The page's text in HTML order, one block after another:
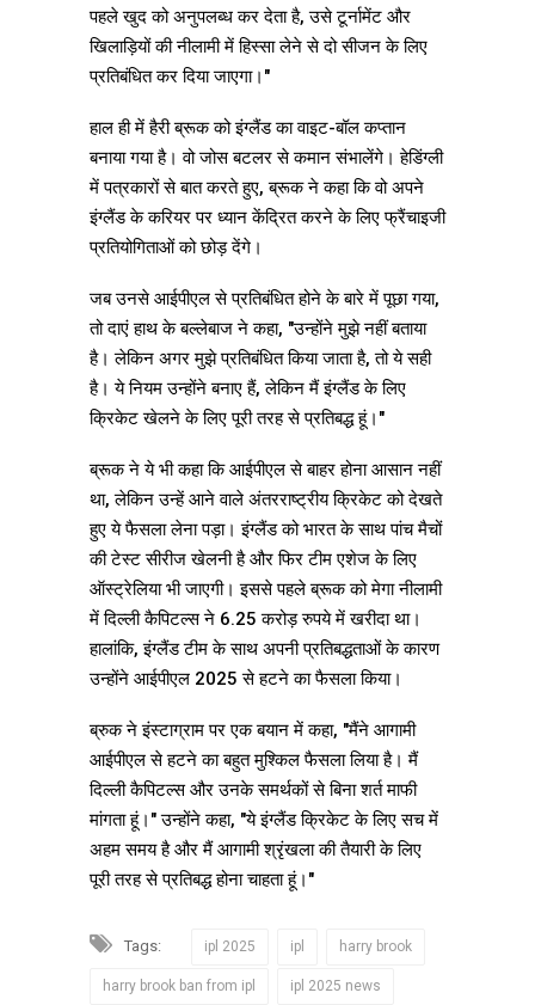
पहले खुद को अनुपलब्ध कर देता है, उसे टूर्नामेंट और
खिलाड़ियों की नीलामी में हिस्सा लेने से दो सीजन के लिए
प्रतिबंधित कर दिया जाएगा।"
हाल ही में हैरी ब्रूक को इंग्लैंड का वाइट-बॉल कप्तान
बनाया गया है। वो जोस बटलर से कमान संभालेंगे। हेडिंग्ली
में पत्रकारों से बात करते हुए, ब्रूक ने कहा कि वो अपने
इंग्लैंड के करियर पर ध्यान केंद्रित करने के लिए फ्रैंचाइजी
प्रतियोगिताओं को छोड़ देंगे।
जब उनसे आईपीएल से प्रतिबंधित होने के बारे में पूछा गया,
तो दाएं हाथ के बल्लेबाज ने कहा, "उन्होंने मुझे नहीं बताया
है। लेकिन अगर मुझे प्रतिबंधित किया जाता है, तो ये सही
है। ये नियम उन्होंने बनाए हैं, लेकिन मैं इंग्लैंड के लिए
क्रिकेट खेलने के लिए पूरी तरह से प्रतिबद्ध हूं।"
ब्रूक ने ये भी कहा कि आईपीएल से बाहर होना आसान नहीं
था, लेकिन उन्हें आने वाले अंतरराष्ट्रीय क्रिकेट को देखते
हुए ये फैसला लेना पड़ा। इंग्लैंड को भारत के साथ पांच मैचों
की टेस्ट सीरीज खेलनी है और फिर टीम एशेज के लिए
ऑस्ट्रेलिया भी जाएगी। इससे पहले ब्रूक को मेगा नीलामी
में दिल्ली कैपिटल्स ने 6.25 करोड़ रुपये में खरीदा था।
हालांकि, इंग्लैंड टीम के साथ अपनी प्रतिबद्धताओं के कारण
उन्होंने आईपीएल 2025 से हटने का फैसला किया।
ब्रुक ने इंस्टाग्राम पर एक बयान में कहा, "मैंने आगामी
आईपीएल से हटने का बहुत मुश्किल फैसला लिया है। मैं
दिल्ली कैपिटल्स और उनके समर्थकों से बिना शर्त माफी
मांगता हूं।" उन्होंने कहा, "ये इंग्लैंड क्रिकेट के लिए सच में
अहम समय है और मैं आगामी श्रृंखला की तैयारी के लिए
पूरी तरह से प्रतिबद्ध होना चाहता हूं।"
Tags: ipl 2025 ipl harry brook
harry brook ban from ipl ipl 2025 news